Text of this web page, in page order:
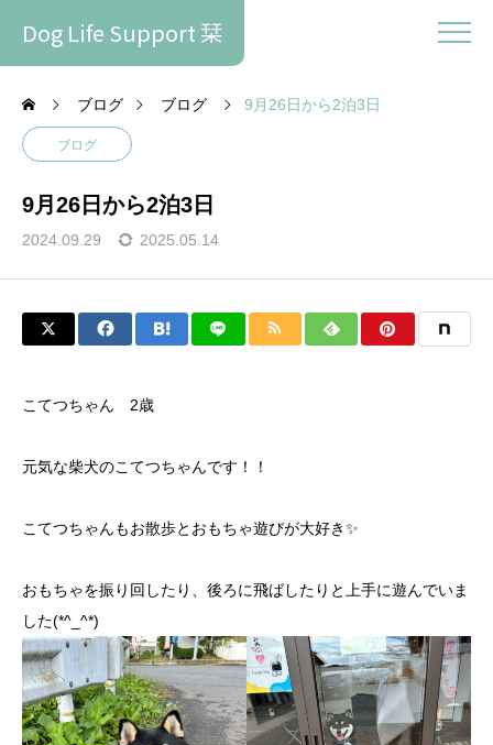
Dog Life Support 栞
ブログ ブログ 9月26日から2泊3日
ブログ
9月26日から2泊3日
2024.09.29 2025.05.14
こてつちゃん 2歳
元気な柴犬のこてつちゃんです！！
こてつちゃんもお散歩とおもちゃ遊びが大好き✨
おもちゃを振り回したり、後ろに飛ばしたりと上手に遊んでいま
した(*^_^*)